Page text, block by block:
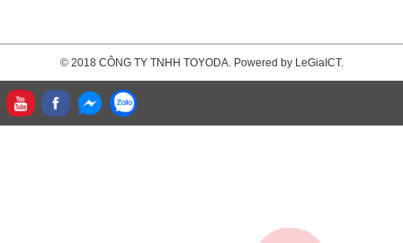
© 2018 CÔNG TY TNHH TOYODA. Powered by LeGiaICT.